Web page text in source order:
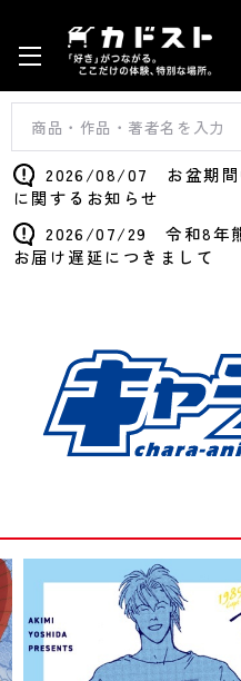
2026/08/07 お盆期間
に関するお知らせ
2026/07/29 令和8年
お届け遅延につきまして